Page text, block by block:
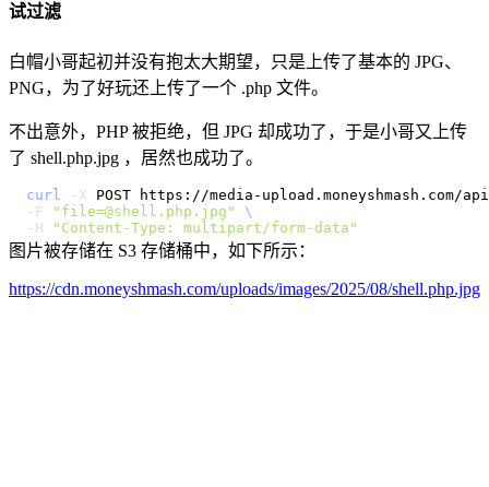
试过滤
白帽小哥起初并没有抱太大期望，只是上传了基本的 JPG、
PNG，为了好玩还上传了一个 .php 文件。
不出意外，PHP 被拒绝，但 JPG 却成功了，于是小哥又上传
了 shell.php.jpg ，居然也成功了。
curl -X POST https://media-upload.moneyshmash.com/
-F
" file=@shell.php.jpg "
\
-H
"Content-Type: multipart/form-data"
图片被存储在 S3 存储桶中，如下所示：
https://cdn.moneyshmash.com/uploads/images/2025/08/shell.php.jpg